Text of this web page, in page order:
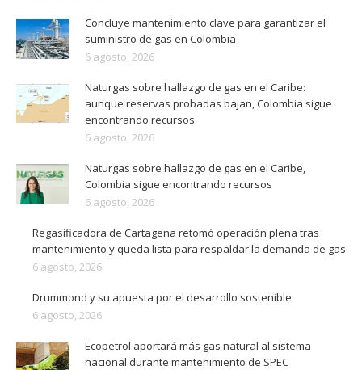
Concluye mantenimiento clave para garantizar el
suministro de gas en Colombia
6 agosto, 2026
Naturgas sobre hallazgo de gas en el Caribe:
aunque reservas probadas bajan, Colombia sigue
encontrando recursos
6 agosto, 2026
Naturgas sobre hallazgo de gas en el Caribe,
Colombia sigue encontrando recursos
6 agosto, 2026
Regasificadora de Cartagena retomó operación plena tras
mantenimiento y queda lista para respaldar la demanda de gas
6 agosto, 2026
Drummond y su apuesta por el desarrollo sostenible
6 agosto, 2026
Ecopetrol aportará más gas natural al sistema
nacional durante mantenimiento de SPEC